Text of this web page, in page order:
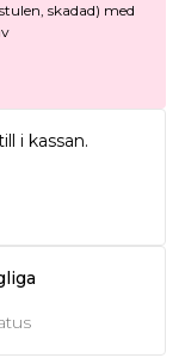
skadad) med
i kassan.